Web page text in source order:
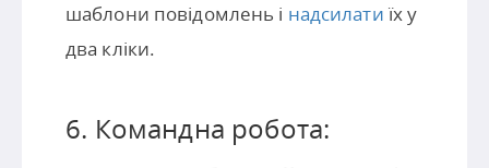
шаблони повідомлень і надсилати їх у
два кліки.
6. Командна робота: